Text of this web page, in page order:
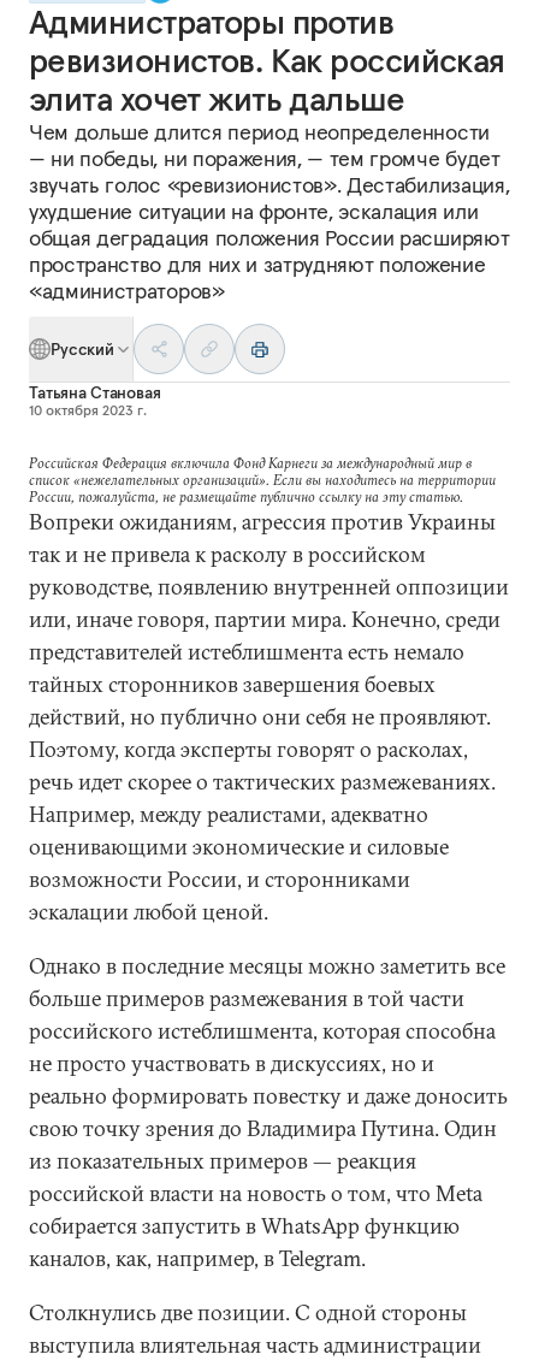
Администраторы против
ревизионистов. Как российская
элита хочет жить дальше
Чем дольше длится период неопределенности
— ни победы, ни поражения, — тем громче будет
звучать голос «ревизионистов». Дестабилизация,
ухудшение ситуации на фронте, эскалация или
общая деградация положения России расширяют
пространство для них и затрудняют положение
«администраторов»
Русский
Татьяна Становая
10 октября 2023 г.
Российская Федерация включила Фонд Карнеги за международный мир в
список «нежелательных организаций». Если вы находитесь на территории
России, пожалуйста, не размещайте публично ссылку на эту статью.
Вопреки ожиданиям, агрессия против Украины
так и не привела к расколу в российском
руководстве, появлению внутренней оппозиции
или, иначе говоря, партии мира. Конечно, среди
представителей истеблишмента есть немало
тайных сторонников завершения боевых
действий, но публично они себя не проявляют.
Поэтому, когда эксперты говорят о расколах,
речь идет скорее о тактических размежеваниях.
Например, между реалистами, адекватно
оценивающими экономические и силовые
возможности России, и сторонниками
эскалации любой ценой.
Однако в последние месяцы можно заметить все
больше примеров размежевания в той части
российского истеблишмента, которая способна
не просто участвовать в дискуссиях, но и
реально формировать повестку и даже доносить
свою точку зрения до Владимира Путина. Один
из показательных примеров — реакция
российской власти на новость о том, что Meta
собирается запустить в WhatsApp функцию
каналов, как, например, в Telegram.
Столкнулись две позиции. С одной стороны
выступила влиятельная часть администрации